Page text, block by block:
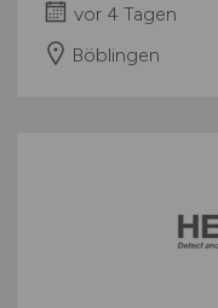
vor 4 Tagen
Böblingen